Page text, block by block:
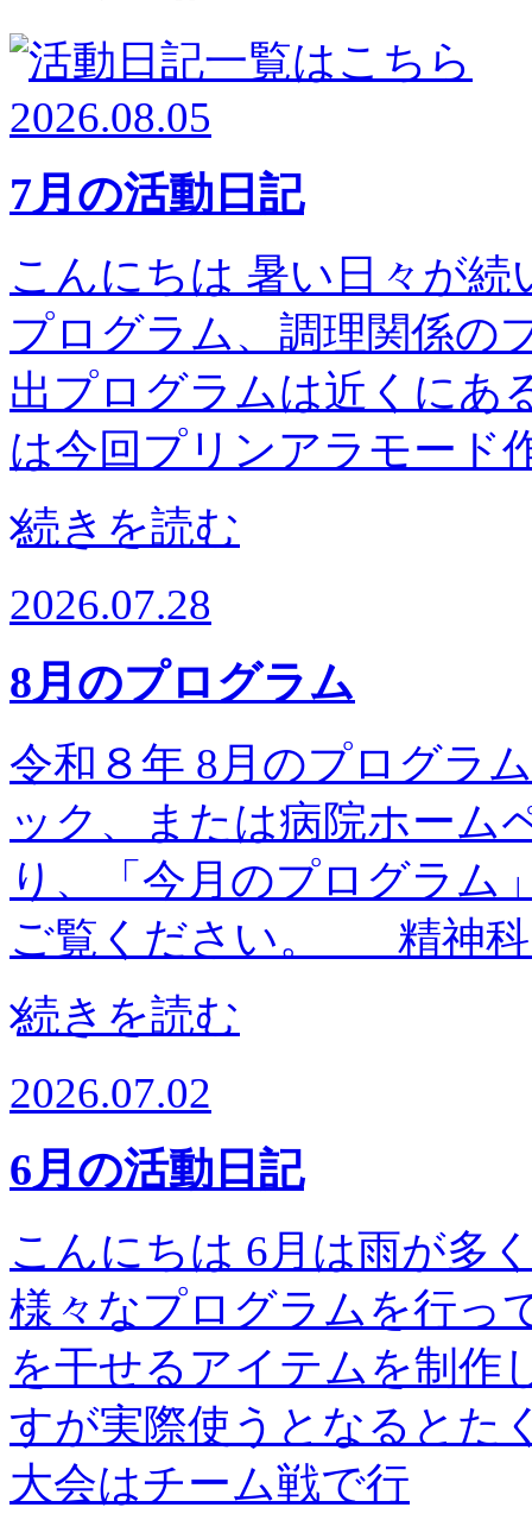
2026.08.05
7月の活動日記
こんにちは 暑い日々が
プログラム、調理関係
出プログラムは近くにあ
は今回プリンアラモー
続きを読む
2026.07.28
8月のプログラム
令和８年 8月のプログラ
ック、または病院ホーム
り、「今月のプログラム
ご覧ください。 精神科
続きを読む
2026.07.02
6月の活動日記
こんにちは 6月は雨が多
様々なプログラムを行っ
を干せるアイテムを制作
すが実際使うとなるとた
大会はチーム戦で行